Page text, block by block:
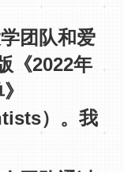
团队和爱
《2022年
》
）。我